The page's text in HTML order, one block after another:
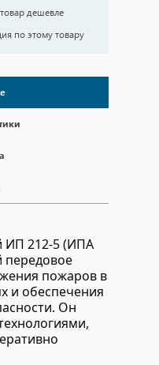
дешевле
по этому товару
ИП 212-5 (ИПА
передовое
пожаров в
и обеспечения
Он
и